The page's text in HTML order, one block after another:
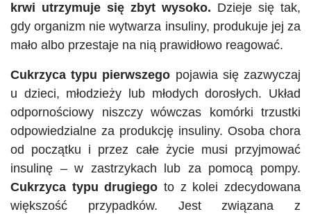
krwi utrzymuje się zbyt wysoko. Dzieje się tak,
gdy organizm nie wytwarza insuliny, produkuje jej za
mało albo przestaje na nią prawidłowo reagować.
Cukrzyca typu pierwszego pojawia się zazwyczaj
u dzieci, młodzieży lub młodych dorosłych. Układ
odpornościowy niszczy wówczas komórki trzustki
odpowiedzialne za produkcję insuliny. Osoba chora
od początku i przez całe życie musi przyjmować
insulinę – w zastrzykach lub za pomocą pompy.
Cukrzyca typu drugiego to z kolei zdecydowana
większość przypadków. Jest związana z